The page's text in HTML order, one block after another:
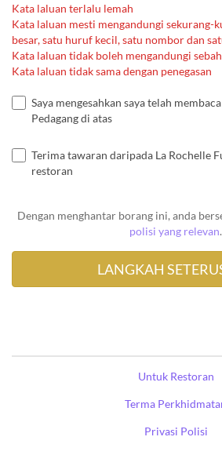
Kata laluan terlalu lemah
Kata laluan mesti mengandungi sekurang-
besar, satu huruf kecil, satu nombor dan
Kata laluan tidak boleh mengandungi
Kata laluan tidak sama dengan penegasan
Saya mengesahkan saya telah
Pedagang di atas
Terima tawaran daripada La Rochelle
restoran
Dengan menghantar borang ini, anda
polisi yang relevan.
Untuk Restoran
Terma
Privasi Polisi